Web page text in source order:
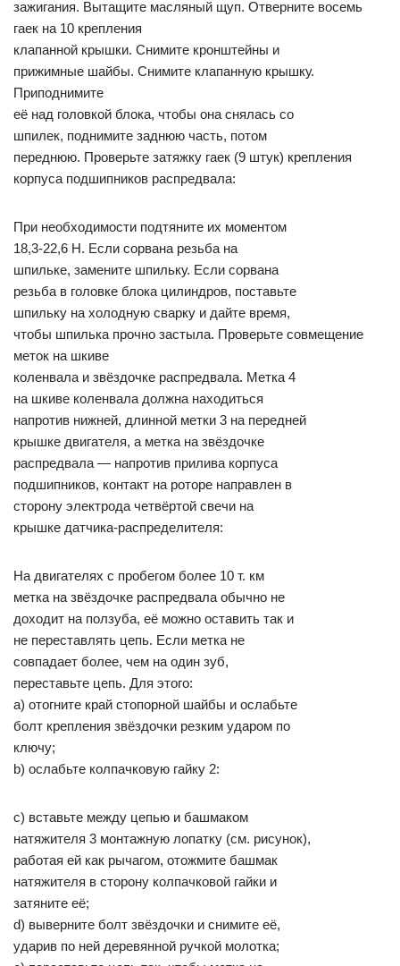
зажигания. Вытащите масляный щуп. Отверните восемь
гаек на 10 крепления
клапанной крышки. Снимите кронштейны и
прижимные шайбы. Снимите клапанную крышку.
Приподнимите
её над головкой блока, чтобы она снялась со
шпилек, поднимите заднюю часть, потом
переднюю. Проверьте затяжку гаек (9 штук) крепления
корпуса подшипников распредвала:
При необходимости подтяните их моментом
18,3-22,6 Н. Если сорвана резьба на
шпильке, замените шпильку. Если сорвана
резьба в головке блока цилиндров, поставьте
шпильку на холодную сварку и дайте время,
чтобы шпилька прочно застыла. Проверьте совмещение
меток на шкиве
коленвала и звёздочке распредвала. Метка 4
на шкиве коленвала должна находиться
напротив нижней, длинной метки 3 на передней
крышке двигателя, а метка на звёздочке
распредвала — напротив прилива корпуса
подшипников, контакт на роторе направлен в
сторону электрода четвёртой свечи на
крышке датчика-распределителя:
На двигателях с пробегом более 10 т. км
метка на звёздочке распредвала обычно не
доходит на ползуба, её можно оставить так и
не переставлять цепь. Если метка не
совпадает более, чем на один зуб,
переставьте цепь. Для этого:
a) отогните край стопорной шайбы и ослабьте
болт крепления звёздочки резким ударом по
ключу;
b) ослабьте колпачковую гайку 2:
c) вставьте между цепью и башмаком
натяжителя 3 монтажную лопатку (см. рисунок),
работая ей как рычагом, отожмите башмак
натяжителя в сторону колпачковой гайки и
затяните её;
d) выверните болт звёздочки и снимите её,
ударив по ней деревянной ручкой молотка;